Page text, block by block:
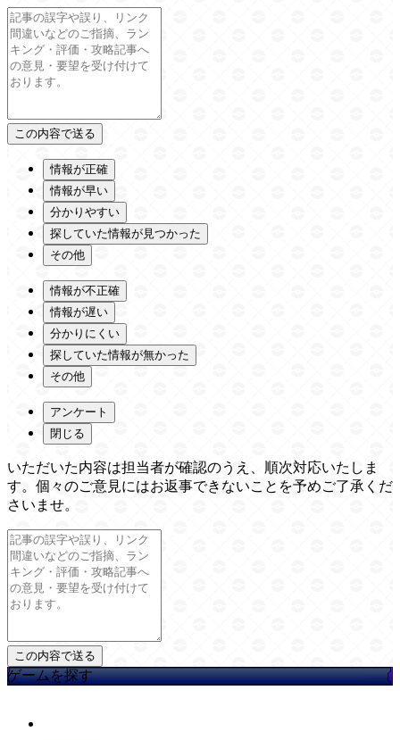
情報が正確
情報が早い
分かりやすい
探していた情報が見つかった
その他
情報が不正確
情報が遅い
分かりにくい
探していた情報が無かった
その他
アンケート
閉じる
いただいた内容は担当者が確認のうえ、順次対応いたしま
す。個々のご意見にはお返事できないことを予めご了承くだ
さいませ。
ゲームを探す